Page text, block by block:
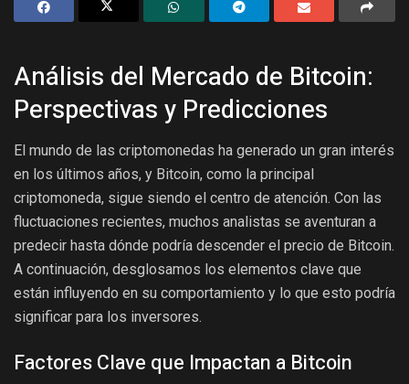
Análisis del Mercado de Bitcoin:
Perspectivas y Predicciones
El mundo de las criptomonedas ha generado un gran interés
en los últimos años, y Bitcoin, como la principal
criptomoneda, sigue siendo el centro de atención. Con las
fluctuaciones recientes, muchos analistas se aventuran a
predecir hasta dónde podría descender el precio de Bitcoin.
A continuación, desglosamos los elementos clave que
están influyendo en su comportamiento y lo que esto podría
significar para los inversores.
Factores Clave que Impactan a Bitcoin